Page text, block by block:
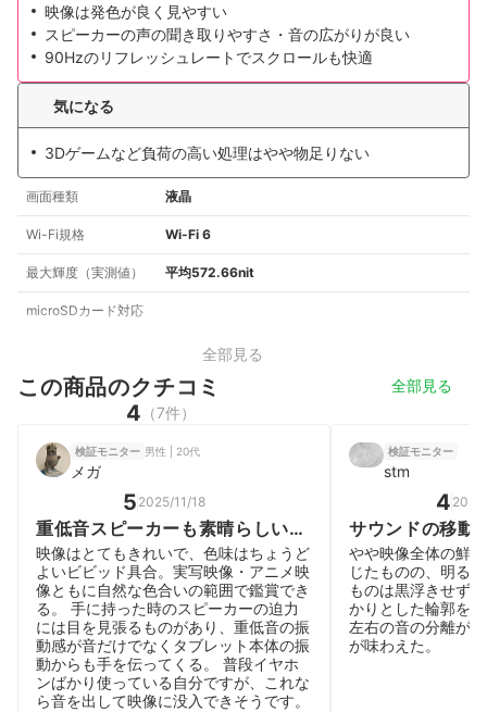
映像は発色が良く見やすい
スピーカーの声の聞き取りやすさ・音の広がりが良い
90Hzのリフレッシュレートでスクロールも快適
気になる
3Dゲームなど負荷の高い処理はやや物足りない
画面種類 液晶
Wi-Fi規格 Wi-Fi 6
最大輝度（実測値） 平均572.66nit
microSDカード対応
全部見る
この商品のクチコミ 全部見る
4 （7件）
検証モニター 男性 | 20代
メガ
5 2025/11/18
重低音スピーカーも素晴らしい万
能タブレット
映像はとてもきれいで、色味はちょうど
よいビビッド具合。実写映像・アニメ映
像ともに自然な色合いの範囲で鑑賞でき
る。 手に持った時のスピーカーの迫力
には目を見張るものがあり、重低音の振
動感が音だけでなくタブレット本体の振
動からも手を伝ってくる。 普段イヤホ
ンばかり使っている自分ですが、これな
ら音を出して映像に没入できそうです。
検証モニター
stm
4
サウンドの移動
がある
やや映像全体の鮮
じたものの、明る
ものは黒浮きせず
かりとした輪郭を
左右の音の分離が
が味わえた。